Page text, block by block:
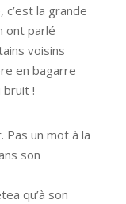
la grande
ont parlé
voisins
en bagarre
bruit !
Pas un mot à la
son
qu’à son